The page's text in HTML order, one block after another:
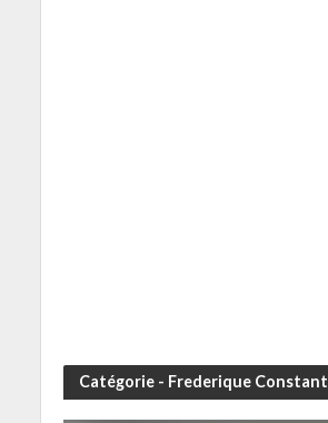
Catégorie - Frederique Constant